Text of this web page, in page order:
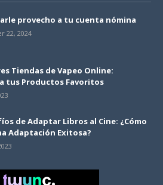
provecho a tu cuenta nómina
22, 2024
Tiendas de Vapeo Online:
tus Productos Favoritos
de Adaptar Libros al Cine: ¿Cómo
Adaptación Exitosa?